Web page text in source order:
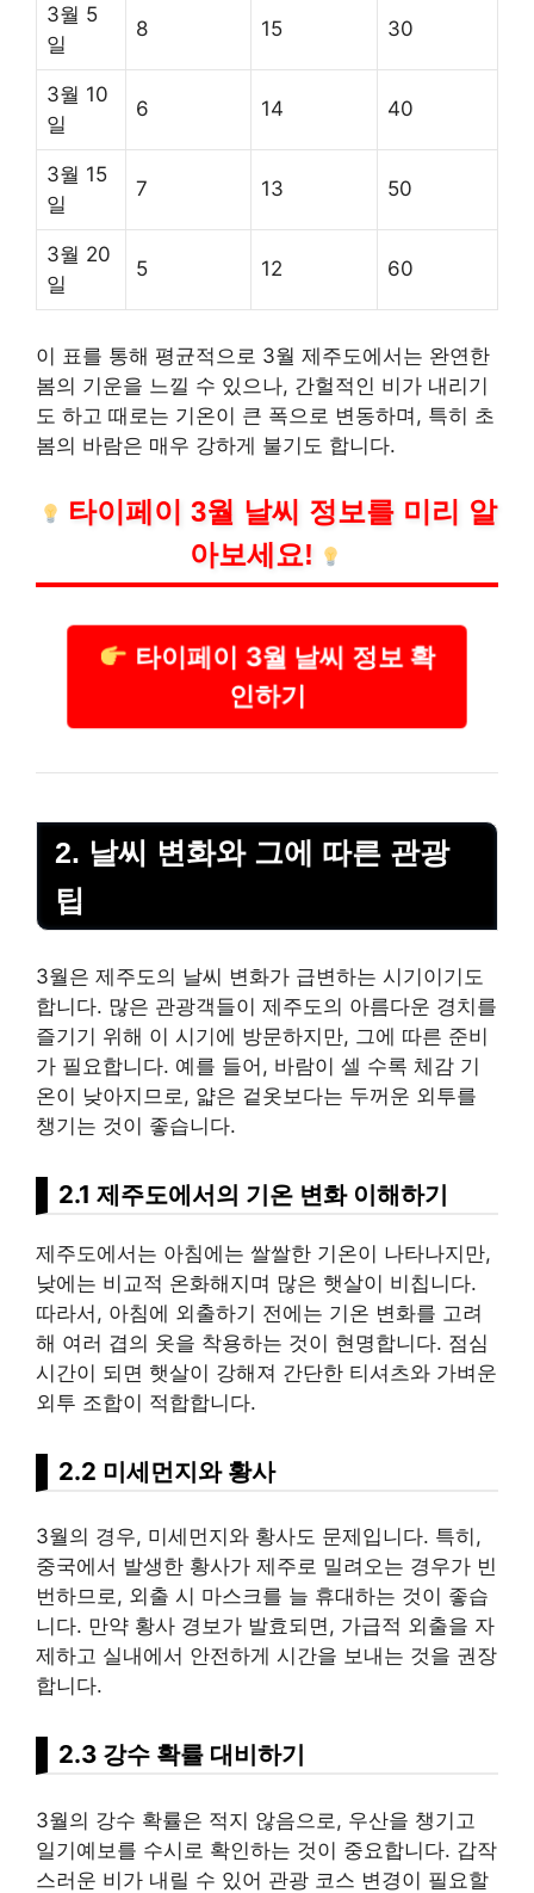
3월 5
일
8 15 30
3월 10
일
6 14 40
3월 15
일
7 13 50
3월 20
일
5 12 60
이 표를 통해 평균적으로 3월 제주도에서는 완연한
봄의 기운을 느낄 수 있으나, 간헐적인 비가 내리기
도 하고 때로는 기온이 큰 폭으로 변동하며, 특히 초
봄의 바람은 매우 강하게 불기도 합니다.
타이페이 3월 날씨 정보를 미리 알
아보세요!
타이페이 3월 날씨 정보 확
인하기
2. 날씨 변화와 그에 따른 관광
팁
3월은 제주도의 날씨 변화가 급변하는 시기이기도
합니다. 많은 관광객들이 제주도의 아름다운 경치를
즐기기 위해 이 시기에 방문하지만, 그에 따른 준비
가 필요합니다. 예를 들어, 바람이 셀 수록 체감 기
온이 낮아지므로, 얇은 겉옷보다는 두꺼운 외투를
챙기는 것이 좋습니다.
2.1 제주도에서의 기온 변화 이해하기
제주도에서는 아침에는 쌀쌀한 기온이 나타나지만,
낮에는 비교적 온화해지며 많은 햇살이 비칩니다.
따라서, 아침에 외출하기 전에는 기온 변화를 고려
해 여러 겹의 옷을 착용하는 것이 현명합니다. 점심
시간이 되면 햇살이 강해져 간단한 티셔츠와 가벼운
외투 조합이 적합합니다.
2.2 미세먼지와 황사
3월의 경우, 미세먼지와 황사도 문제입니다. 특히,
중국에서 발생한 황사가 제주로 밀려오는 경우가 빈
번하므로, 외출 시 마스크를 늘 휴대하는 것이 좋습
니다. 만약 황사 경보가 발효되면, 가급적 외출을 자
제하고 실내에서 안전하게 시간을 보내는 것을 권장
합니다.
2.3 강수 확률 대비하기
3월의 강수 확률은 적지 않음으로, 우산을 챙기고
일기예보를 수시로 확인하는 것이 중요합니다. 갑작
스러운 비가 내릴 수 있어 관광 코스 변경이 필요할